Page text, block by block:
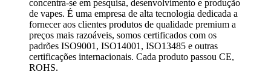
concentra-se em pesquisa, desenvolvimento e produção
de vapes. É uma empresa de alta tecnologia dedicada a
fornecer aos clientes produtos de qualidade premium a
preços mais razoáveis, somos certificados com os
padrões ISO9001, ISO14001, ISO13485 e outras
certificações internacionais. Cada produto passou CE,
ROHS.